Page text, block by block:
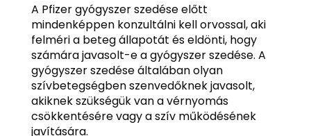
A Pfizer gyógyszer szedése előtt
mindenképpen konzultálni kell orvossal, aki
felméri a beteg állapotát és eldönti, hogy
számára javasolt-e a gyógyszer szedése. A
gyógyszer szedése általában olyan
szívbetegségben szenvedőknek javasolt,
akiknek szükségük van a vérnyomás
csökkentésére vagy a szív működésének
javítására.